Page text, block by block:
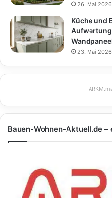
26. Mai 2026
Küche und
23. Mai 2026
Bauen-Wohnen-Aktuell.de –